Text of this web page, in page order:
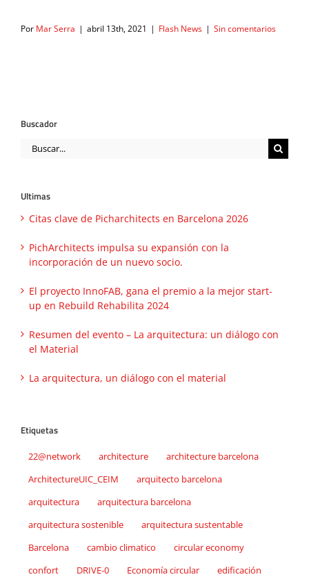
Por Mar Serra | abril 13th, 2021 | Flash News | Sin comentarios
Buscador
Buscar:
Ultimas
Citas clave de Picharchitects en Barcelona 2026
PichArchitects impulsa su expansión con la
incorporación de un nuevo socio.
El proyecto InnoFAB, gana el premio a la mejor start-
up en Rebuild Rehabilita 2024
Resumen del evento – La arquitectura: un diálogo con
el Material
La arquitectura, un diálogo con el material
Etiquetas
22@network architecture
architecture barcelona
ArchitectureUIC_CEIM
arquitecto barcelona
arquitectura
arquitectura barcelona
arquitectura sostenible
arquitectura sustentable
Barcelona
cambio climatico
circular economy
confort
DRIVE-0 Economía circular
edificación